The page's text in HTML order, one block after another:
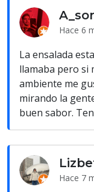
Hace 6
La ensalada
llamaba pero si
ambiente me
mirando la
buen sabor.
Hace 7